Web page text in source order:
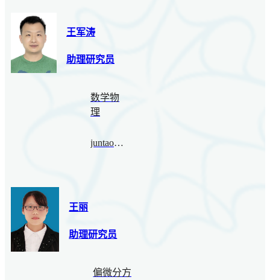
王军涛
助理研究员
数学物
理
juntao.wang@bimsa.cn
王丽
助理研究员
偏微分方